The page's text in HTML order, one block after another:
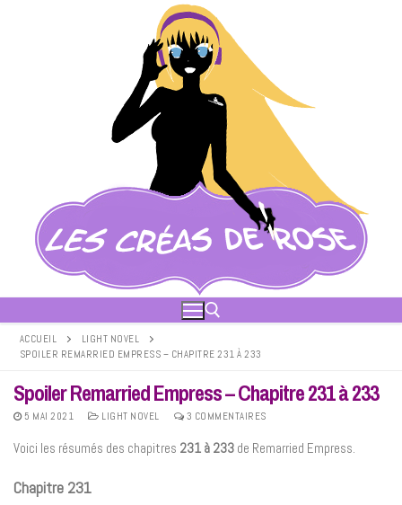
ACCUEIL
LIGHT NOVEL
SPOILER REMARRIED EMPRESS – CHAPITRE 231 À 233
Spoiler Remarried Empress – Chapitre 231 à 233
5 MAI 2021 LIGHT NOVEL 3 COMMENTAIRES
Voici les résumés des chapitres 231 à 233 de Remarried Empress.
Chapitre 231